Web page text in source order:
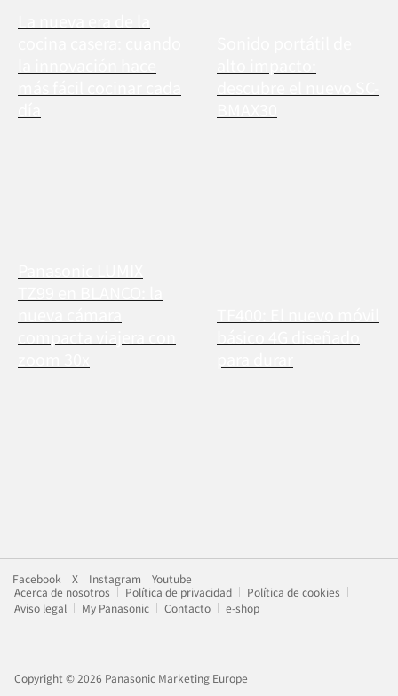
Facebook X Instagram
Youtube
Acerca de nosotros
Política de privacidad
Política de cookies
Aviso legal
My Panasonic Contacto e-shop
Copyright © 2026 Panasonic Marketing Europe